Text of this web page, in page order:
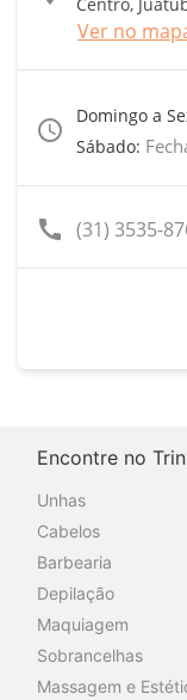
Ver no
access_time
Domingo a
Sábado:
call (31) 3535-
Encontre no
Unhas
Cabelos
Barbearia
Depilação
Maquiagem
Sobrancelhas
Massagem e